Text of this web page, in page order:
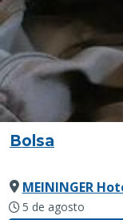
Bolsa
MEININGER
5 de agosto